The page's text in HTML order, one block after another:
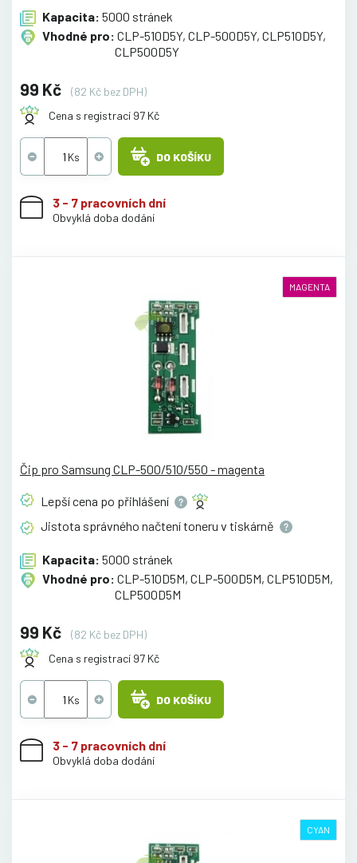
Kapacita: 5000 stránek
Vhodné pro: CLP-510D5Y, CLP-500D5Y, CLP510D5Y,
CLP500D5Y
99 Kč
(82 Kč bez DPH)
Cena s registrací 97 Kč
DO KOŠÍKU
3 - 7 pracovních dní
Obvyklá doba dodání
MAGENTA
Čip pro Samsung CLP-500/510/550 - magenta
Lepší cena po přihlášení
Jistota správného načtení toneru v tiskárně
Kapacita: 5000 stránek
Vhodné pro: CLP-510D5M, CLP-500D5M, CLP510D5M,
CLP500D5M
99 Kč
(82 Kč bez DPH)
Cena s registrací 97 Kč
DO KOŠÍKU
3 - 7 pracovních dní
Obvyklá doba dodání
CYAN